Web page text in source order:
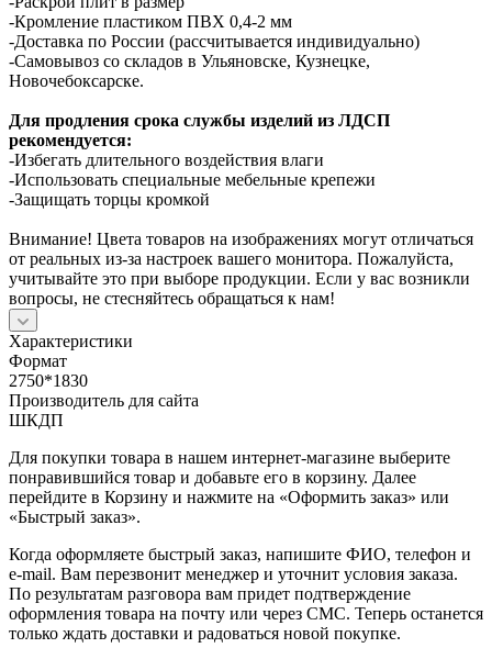
-Кромление пластиком ПВХ 0,4-2 мм
-Доставка по России (рассчитывается индивидуально)
-Самовывоз со складов в Ульяновске, Кузнецке,
Новочебоксарске.
Для продления срока службы изделий из ЛДСП
рекомендуется:
-Избегать длительного воздействия влаги
-Использовать специальные мебельные крепежи
-Защищать торцы кромкой
Внимание! Цвета товаров на изображениях могут отличаться
от реальных из-за настроек вашего монитора. Пожалуйста,
учитывайте это при выборе продукции. Если у вас возникли
вопросы, не стесняйтесь обращаться к нам!
Характеристики
Формат
2750*1830
Производитель для сайта
ШКДП
Для покупки товара в нашем интернет-магазине выберите
понравившийся товар и добавьте его в корзину. Далее
перейдите в Корзину и нажмите на «Оформить заказ» или
«Быстрый заказ».
Когда оформляете быстрый заказ, напишите ФИО, телефон и
e-mail. Вам перезвонит менеджер и уточнит условия заказа.
По результатам разговора вам придет подтверждение
оформления товара на почту или через СМС. Теперь останется
только ждать доставки и радоваться новой покупке.